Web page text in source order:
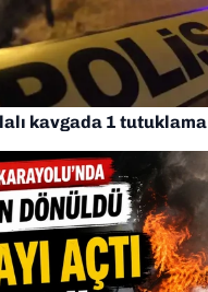
kavgada 1 tutuklama